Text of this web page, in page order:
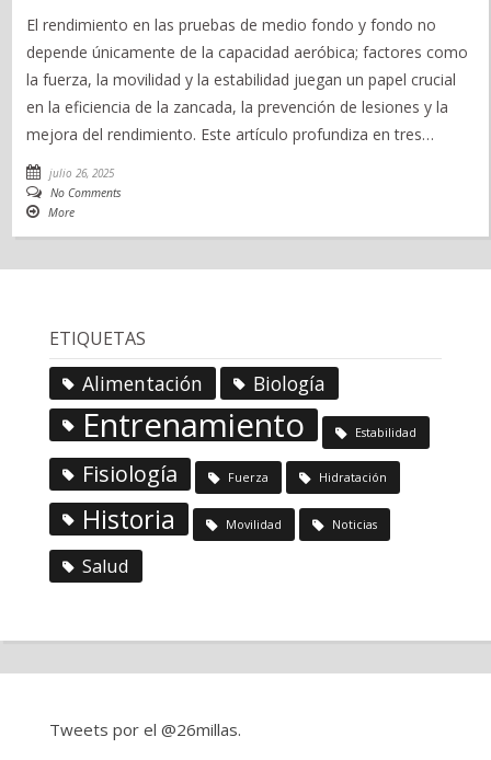
El rendimiento en las pruebas de medio fondo y fondo no
depende únicamente de la capacidad aeróbica; factores como
la fuerza, la movilidad y la estabilidad juegan un papel crucial
en la eficiencia de la zancada, la prevención de lesiones y la
mejora del rendimiento. Este artículo profundiza en tres…
julio 26, 2025
No Comments
More
ETIQUETAS
Alimentación Biología
Entrenamiento Estabilidad
Fisiología Fuerza Hidratación
Historia Movilidad Noticias
Salud
Tweets por el @26millas.